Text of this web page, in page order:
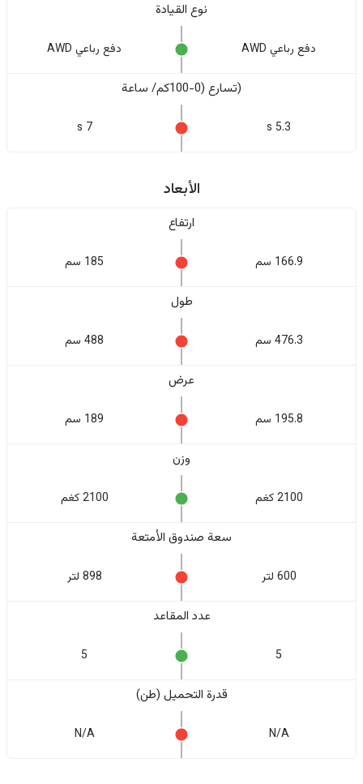
نوع القيادة
دفع رباعي AWD دفع رباعي AWD
(تسارع (0-100كم/ ساعة
5.3 s
7 s
الأبعاد
ارتفاع
166.9 سم 185 سم
طول
476.3 سم 488 سم
عرض
195.8 سم 189 سم
وزن
2100 كغم 2100 كغم
سعة صندوق الأمتعة
600 لتر 898 لتر
عدد المقاعد
5
5
قدرة التحميل (طن)
N/A
N/A